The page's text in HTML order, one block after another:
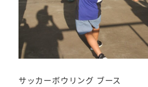
サッカーボウリング ブース